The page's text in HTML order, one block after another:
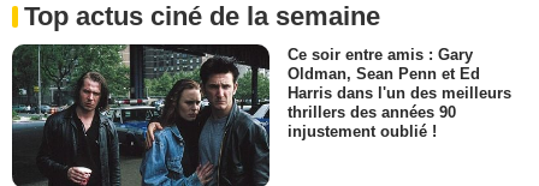
Top actus ciné de la semaine
Ce soir entre amis : Gary
Oldman, Sean Penn et Ed
Harris dans l'un des meilleurs
thrillers des années 90
injustement oublié !